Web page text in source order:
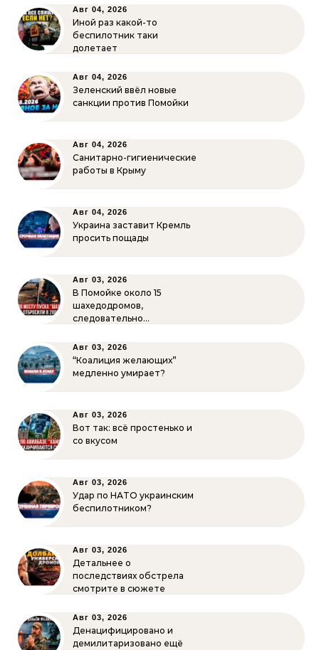
Авг 04, 2026
Иной раз какой-то
беспилотник таки
долетает
Авг 04, 2026
Зеленский ввёл новые
санкции против Помойки
Авг 04, 2026
Санитарно-гигиенические
работы в Крыму
Авг 04, 2026
Украина заставит Кремль
просить пощады
Авг 03, 2026
В Помойке около 15
шахедодромов,
следовательно…
Авг 03, 2026
“Коалиция желающих”
медленно умирает?
Авг 03, 2026
Вот так: всё простенько и
со вкусом
Авг 03, 2026
Удар по НАТО украинским
беспилотником?
Авг 03, 2026
Детальнее о
последствиях обстрела
смотрите в сюжете
Авг 03, 2026
Денацифицировано и
демилитаризовано ещё